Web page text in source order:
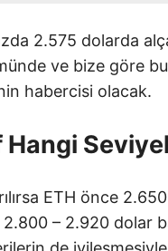
2.575 dolarda
ve bize göre
habercisi olacak.
Hangi
ETH önce
– 2.920 dolar